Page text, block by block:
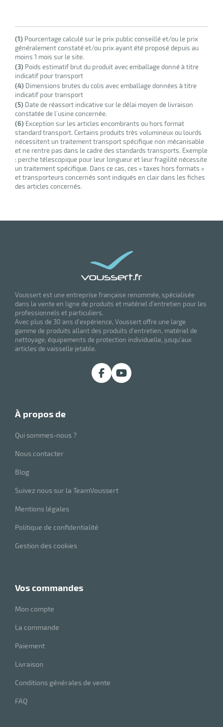
(1) Pourcentage calculé sur le prix public conseillé et/ou le prix
généralement constaté et/ou prix ayant été proposé depuis au
moins 1 mois sur le site.
(3) Poids estimatif brut du produit avec emballage donné à titre
indicatif pour transport
(4) Dimensions brutes du colis avec emballage données à titre
indicatif pour transport
(5) Date de réassort indicative sur le délai moyen de livraison
constatée de l’usine concernée.
(6) Exception sur les articles encombrants ou hors format
standard transport. Certains produits très volumineux ou lourds
nécessitent un traitement transport spécifique non mécanisable
et ne rentre pas dans le cadre des standards transports. Exemple
: perche télescopique pour leur longueur et leur fragilité nécessite
un traitement spécifique. Dans ce cas, ces « taxes hors formats »
et transporteurs concernés sont indiqués en clair dans les fiches
des articles concernés.
Voussert est une entreprise française renommée, spécialisée
dans la vente en ligne de produits et matériel d'entretien pour les
professionnels et particuliers.
Avec plus de 30 ans d'expérience, Voussert offre une large
gamme de produits allant des produits d'entretien, matériel de
nettoyage, équipements de protection individuelle, jusqu'aux
articles de vaisselle jetable.
à propos de
Qui sommes-nous ?
Nous contacter
Blog
Suivez nous sur la TeamVoussert
Mentions légales
Politique de confidentialité
Gestion des cookies
vos commandes
Mon compte
La commande
Paiement
Livraison
Conditions générales de vente
FAQ